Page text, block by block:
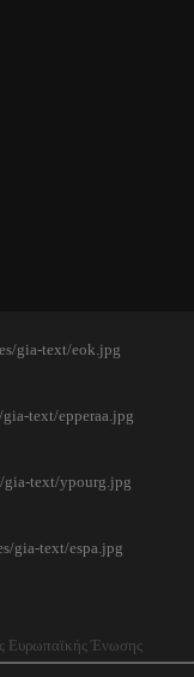
Ευρωπαϊκής Ένωσης